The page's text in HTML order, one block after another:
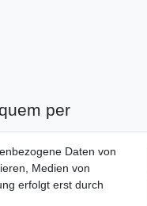
per
Daten von
Medien von
erfolgt erst durch